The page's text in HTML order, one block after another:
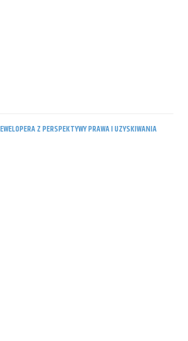
Z PERSPEKTYWY PRAWA I UZYSKIWANIA